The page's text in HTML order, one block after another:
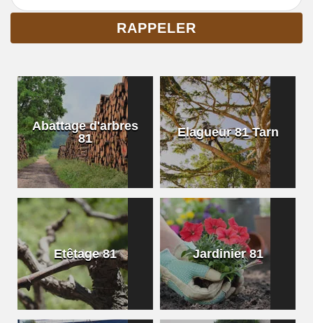
Abattage d'arbres
81
Elagueur 81 Tarn
Etêtage 81 Jardinier 81